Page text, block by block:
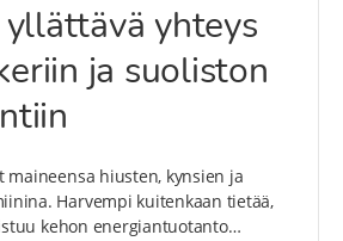
yhteys
ja suoliston
maineensa hiusten, kynsien ja
Harvempi kuitenkaan tietää,
kehon energiantuotanto…